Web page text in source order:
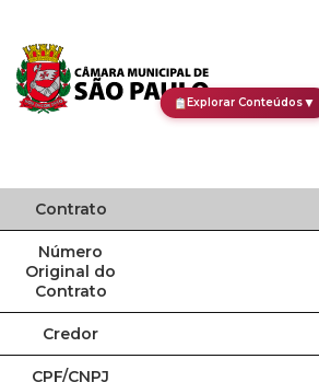
Explorar Conteúdos▼
Contrato
Número
Original do
Contrato
Credor
CPF/CNPJ